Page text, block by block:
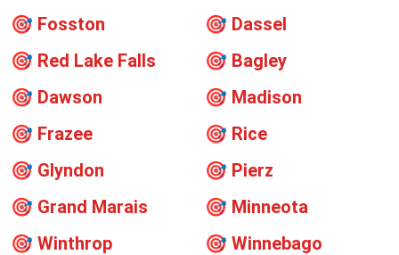
🎯 Fosston 🎯 Dassel
🎯 Red Lake Falls 🎯 Bagley
🎯 Dawson 🎯 Madison
🎯 Frazee 🎯 Rice
🎯 Glyndon 🎯 Pierz
🎯 Grand Marais 🎯 Minneota
🎯 Winthrop 🎯 Winnebago